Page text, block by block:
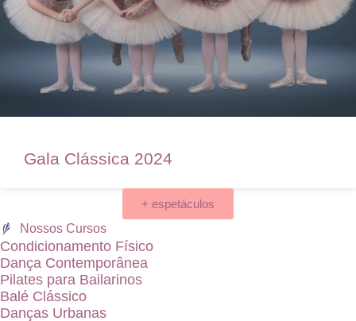
Gala Clássica 2024
+ espetáculos
Nossos Cursos
Condicionamento Físico
Dança Contemporânea
Pilates para Bailarinos
Balé Clássico
Danças Urbanas